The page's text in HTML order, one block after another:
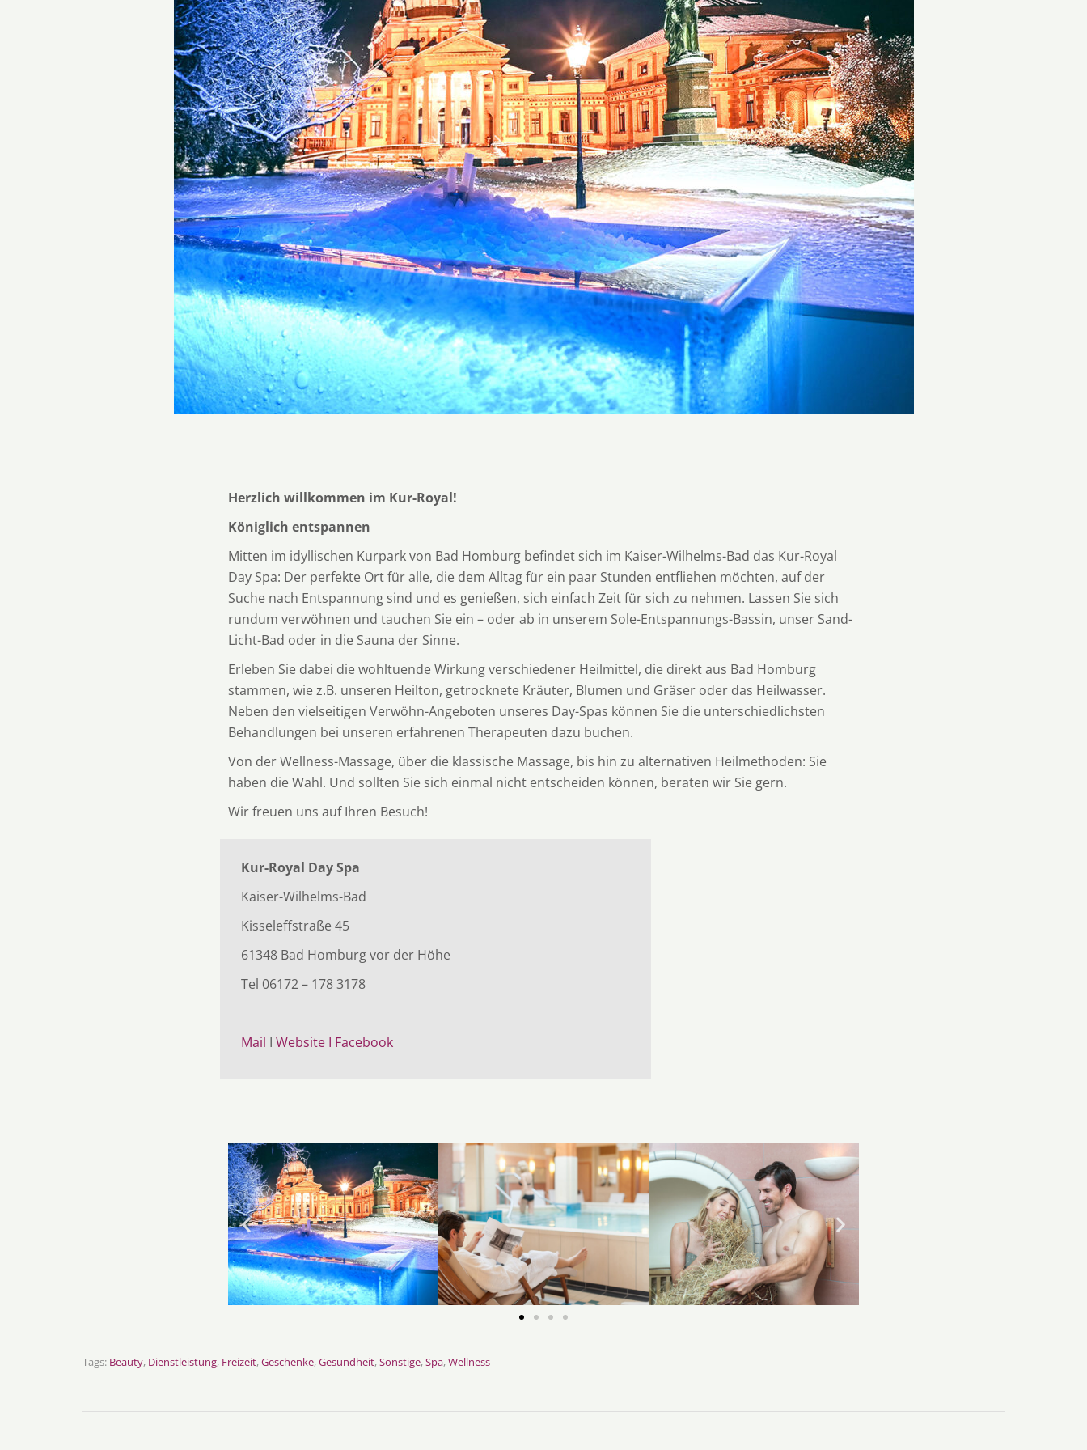
Herzlich willkommen im Kur-Royal!
Königlich entspannen
Mitten im idyllischen Kurpark von Bad Homburg befindet sich im Kaiser-Wilhelms-Bad das Kur-Royal
Day Spa: Der perfekte Ort für alle, die dem Alltag für ein paar Stunden entfliehen möchten, auf der
Suche nach Entspannung sind und es genießen, sich einfach Zeit für sich zu nehmen. Lassen Sie sich
rundum verwöhnen und tauchen Sie ein – oder ab in unserem Sole-Entspannungs-Bassin, unser Sand-
Licht-Bad oder in die Sauna der Sinne.
Erleben Sie dabei die wohltuende Wirkung verschiedener Heilmittel, die direkt aus Bad Homburg
stammen, wie z.B. unseren Heilton, getrocknete Kräuter, Blumen und Gräser oder das Heilwasser.
Neben den vielseitigen Verwöhn-Angeboten unseres Day-Spas können Sie die unterschiedlichsten
Behandlungen bei unseren erfahrenen Therapeuten dazu buchen.
Von der Wellness-Massage, über die klassische Massage, bis hin zu alternativen Heilmethoden: Sie
haben die Wahl. Und sollten Sie sich einmal nicht entscheiden können, beraten wir Sie gern.
Wir freuen uns auf Ihren Besuch!
Kur-Royal Day Spa
Kaiser-Wilhelms-Bad
Kisseleffstraße 45
61348 Bad Homburg vor der Höhe
Tel 06172 – 178 3178
Mail I Website I Facebook
Tags: Beauty, Dienstleistung, Freizeit,Geschenke,Gesundheit,Sonstige,Spa,Wellness